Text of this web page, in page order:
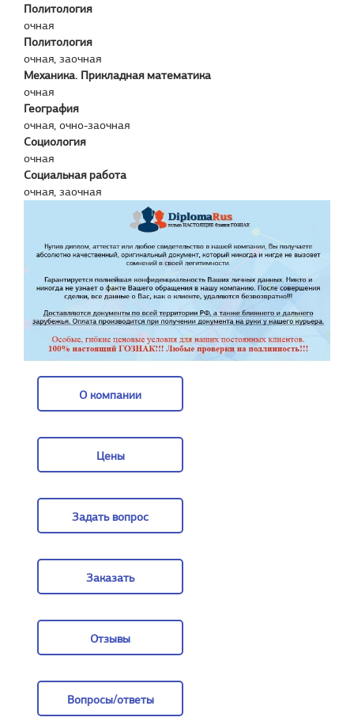
Политология
очная
Политология
очная, заочная
Механика. Прикладная математика
очная
География
очная, очно-заочная
Социология
очная
Социальная работа
очная, заочная
О компании
Цены
Задать вопрос
Заказать
Отзывы
Вопросы/ответы